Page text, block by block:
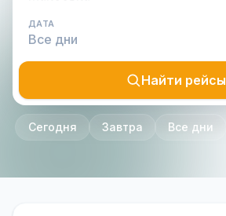
ДАТА
Найти рейсы
Сегодня Завтра Все дни